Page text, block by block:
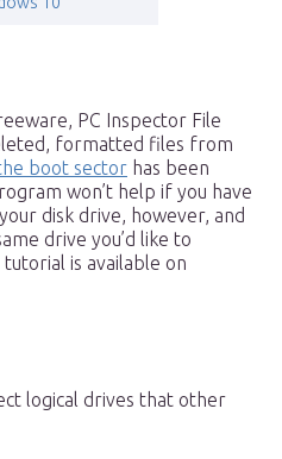
PC Inspector File
formatted files from
boot sector has been
won’t help if you have
disk drive, however, and
drive you’d like to
is available on
logical drives that other